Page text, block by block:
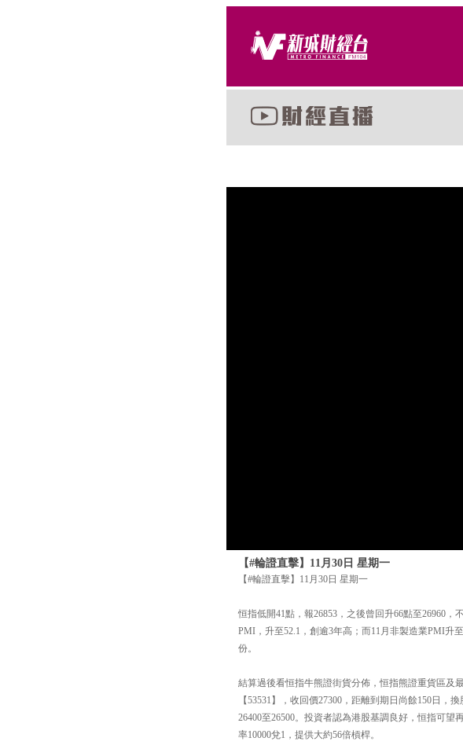
【#輪證直擊】11月30日 星期一
【#輪證直擊】11月30日 星期一
恒指低開41點，報26853，之後曾回升66點至26960
PMI，升至52.1，創逾3年高；而11月非製造業PMI升
份。
結算過後看恒指牛熊證街貨分佈，恒指熊證重貨區及
【53531】，收回價27300，距離到期日尚餘150日
26400至26500。投資者認為港股基調良好，恒指可
率10000兌1，提供大約56倍槓桿。